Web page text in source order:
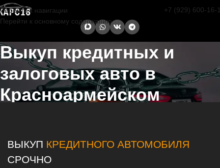
Перейти к навигации
Перейти к основному содержанию
+7 (929) 600-16-
Выкуп кредитных и
залоговых авто в
Красноармейском
ВЫКУП КРЕДИТНОГО АВТОМОБИЛЯ
СРОЧНО